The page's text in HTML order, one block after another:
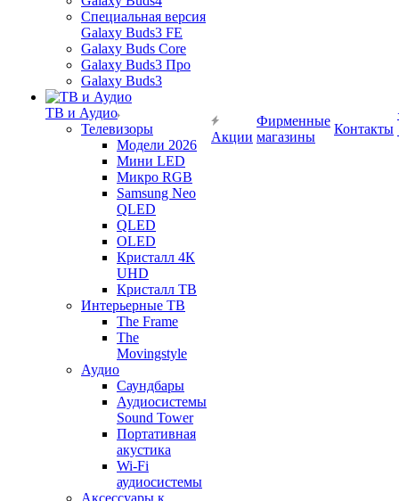
Специальная версия
Galaxy Buds3 FE
Galaxy Buds Core
Galaxy Buds3 Про
Galaxy Buds3
ТВ и Аудио
Телевизоры
Модели 2026
Мини LED
Микро RGB
Samsung Neo
QLED
QLED
OLED
Кристалл 4К
UHD
Кристалл ТВ
Интерьерные ТВ
The Frame
The
Movingstyle
Аудио
Саундбары
Аудиосистемы
Sound Tower
Портативная
акустика
Wi-Fi
аудиосистемы
Аксессуары к
Акции
Фирменные
магазины
Контакты